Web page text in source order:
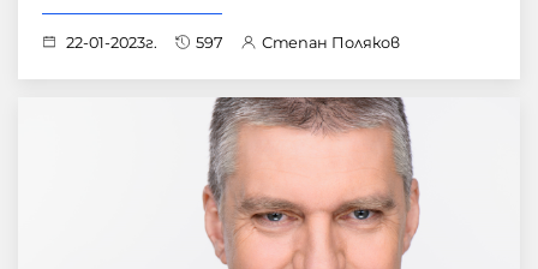
22-01-2023г. 597 Степан Поляков